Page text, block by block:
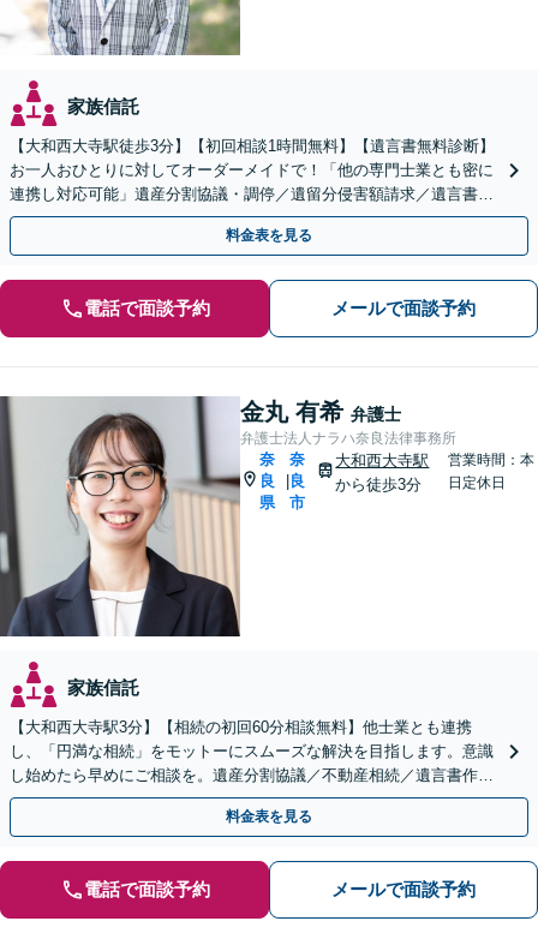
家族信託
【大和西大寺駅徒歩3分】【初回相談1時間無料】【遺言書無料診断】
お一人おひとりに対してオーダーメイドで！「他の専門士業とも密に
連携し対応可能」遺産分割協議・調停／遺留分侵害額請求／遺言書作
成／相続放棄など【土曜・夜間対応可】【完全個室対応】
料金表を見る
電話で面談予約 メールで面談予約
金丸 有希 弁護士
弁護士法人ナラハ奈良法律事務所
奈
良
県
奈
良
市
大和西大寺駅
から徒歩3分
営業時間：本
日定休日
家族信託
【大和西大寺駅3分】【相続の初回60分相談無料】他士業とも連携
し、「円満な相続」をモットーにスムーズな解決を目指します。意識
し始めたら早めにご相談を。遺産分割協議／不動産相続／遺言書作成
／生前贈与など【土曜・夜間対応可】【お子さま連れOK】
料金表を見る
電話で面談予約 メールで面談予約